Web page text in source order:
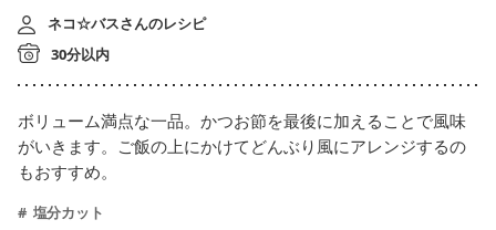
ネコ☆バスさんのレシピ
30分以内
ボリューム満点な一品。かつお節を最後に加えることで風味
がいきます。ご飯の上にかけてどんぶり風にアレンジするの
もおすすめ。
塩分カット